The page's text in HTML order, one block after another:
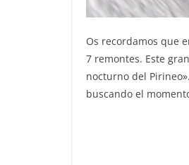
Os recordamos que
7 remontes. Este
nocturno del
buscando el